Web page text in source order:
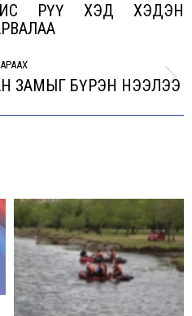
PreviousРҮҮ ХЭД ХЭДЭН
Next
ЗАМЫГ БҮРЭН НЭЭЛЭЭ